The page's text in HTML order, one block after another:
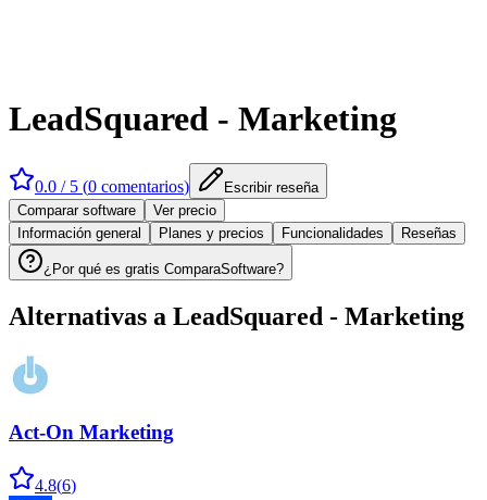
LeadSquared - Marketing
0.0 / 5 (0 comentarios)
Escribir reseña
Comparar software
Ver precio
Información general
Planes y precios Funcionalidades Reseñas
¿Por qué es gratis ComparaSoftware?
Alternativas a LeadSquared - Marketing
Act-On Marketing
4.8(6)